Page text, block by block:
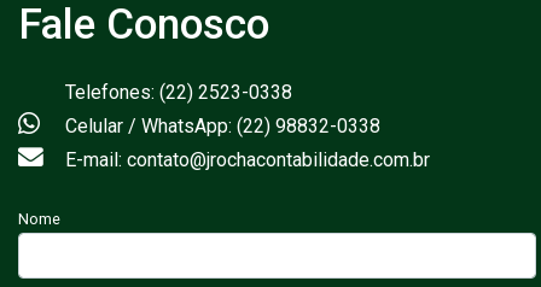
Fale Conosco
Telefones: (22) 2523-0338
Celular / WhatsApp: (22) 98832-0338
E-mail: contato@jrochacontabilidade.com.br
Nome